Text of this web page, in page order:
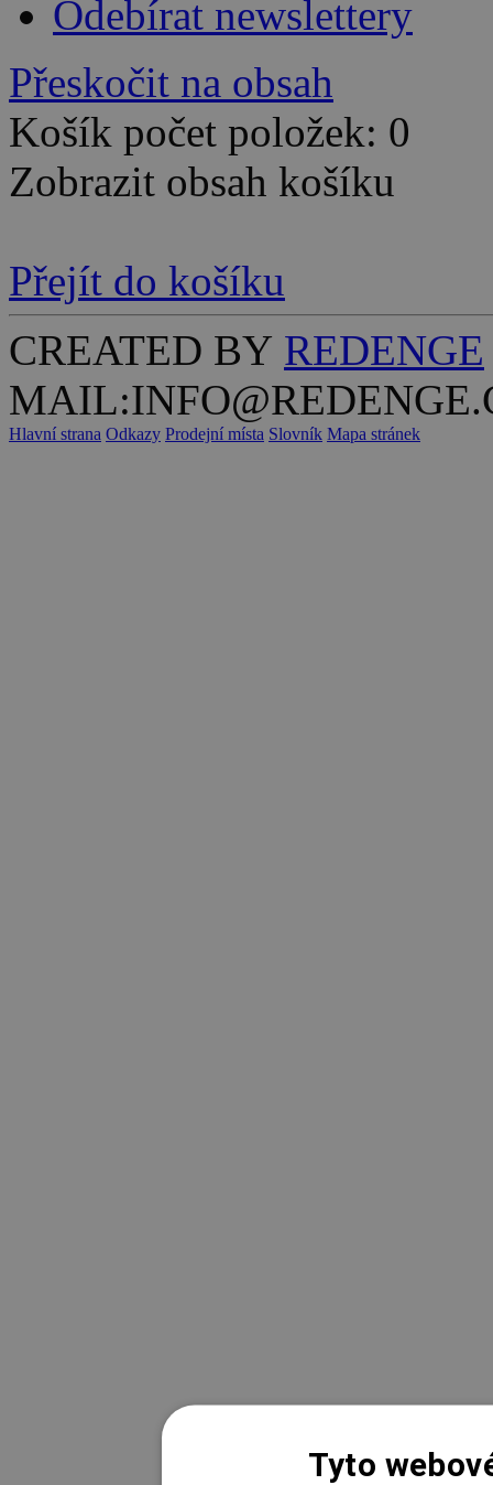
Odebírat newslettery
Přeskočit na obsah
Košík počet položek: 0
Zobrazit obsah košíku
Přejít do košíku
CREATED BY REDENGE
Hlavní strana Odkazy Prodejní místa Slovník Mapa stránek
Tyto